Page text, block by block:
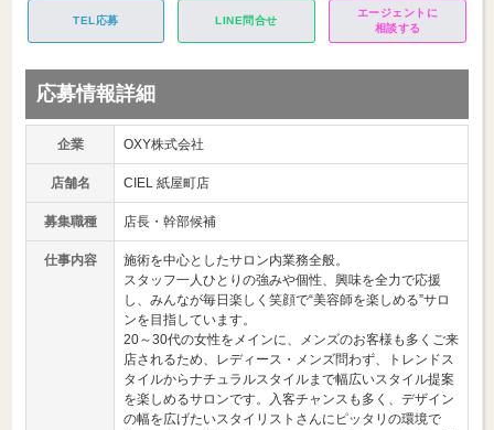
TEL応募 LINE問合せ
エージェントに
相談する
応募情報詳細
企業 OXY株式会社
店舗名 CIEL 紙屋町店
募集職種 店長・幹部候補
仕事内容
施術を中心としたサロン内業務全般。
スタッフ一人ひとりの強みや個性、興味を全力で応援
し、みんなが毎日楽しく笑顔で“美容師を楽しめる”サロ
ンを目指しています。
20～30代の女性をメインに、メンズのお客様も多くご来
店されるため、レディース・メンズ問わず、トレンドス
タイルからナチュラルスタイルまで幅広いスタイル提案
を楽しめるサロンです。入客チャンスも多く、デザイン
の幅を広げたいスタイリストさんにピッタリの環境で